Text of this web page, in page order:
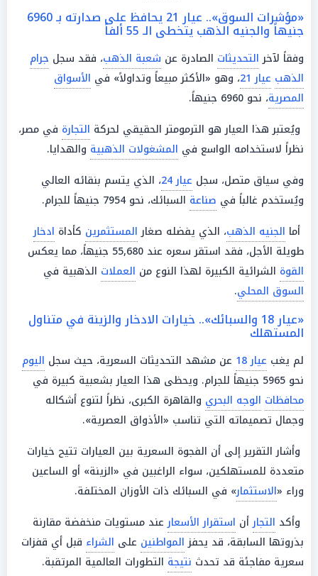
«مؤشرات السوق».. عيار 21 يحافظ على صدارته بـ 6960
جنيهاً والجنيه الذهب يتخطى الـ 55 ألفاً
وفقاً لآخرالتحديثات الصادرة عن شعبة الذهب، فقد سجل جرام
الذهب عيار 21 ، وهو «الأكثر مبيعاً وتداولاً» في الأسواق
المصرية، نحو 6960 جنيهاً.
ويُعتبر هذا العيار هو الترمومتر الحقيقي لحركة التجارة في مصر،
نظراً لاستخدامه الواسع في المشغولات الذهبية والهدايا.
وفي سياق متصل، سجل عيار 24
، الذي يتسم بنقائه العالي
ويُستخدم غالباً في صناعة السبائك، نحو 7954 جنيهاً للجرام.
أما الجنيه الذهب، الذي يفضله صغارالمستثمرين كأداة ادخار
طويلة الأجل، فقد استقر سعره عند 55,680 جنيهاً، مما يعكس
القوة الشرائية الكبيرة لهذا النوع من العملات الذهبية في
السوق المحلي.
«عيار 18 والسبائك».. خيارات الادخار والزينة في متناول
المستهلك
لم يغب عيار 18 عن مشهد التحديثات السعرية، حيث سجل اليوم
نحو 5965 جنيهاً للجرام. ويحظى هذا العيار بشعبية كبيرة في
محافظات الوجه البحري والقاهرة الكبرى، نظراً لتنوع أشكاله
وجمال تصميماته التي تناسب «الأذواق العصرية».
وأشار التقرير إلى أن الفجوة السعرية بين العيارات تتيح خيارات
متعددة للمستهلكين، سواء الراغبين في «الزينة» أو الساعين
وراء «الاستثمار» في السبائك ذات الأوزان المختلفة.
وأكد التجارأن استقرار الأسعارعند مستويات منخفضة مقارنة
بذروتها السابقة، قد يحفزالمواطنين على الشراء قبل أي قفزات
سعرية مفاجئة قد تحدث نتيجة التطورات العالمية المرتقبة.